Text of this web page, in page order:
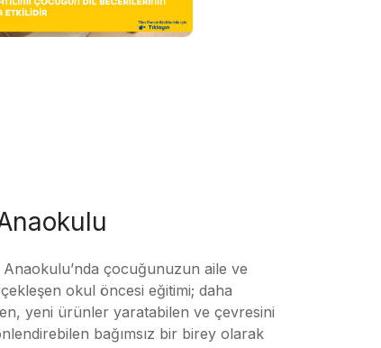
çocuğunuzun aile ve
okul öncesi eğitimi; daha
yeni ürünler yaratabilen ve çevresini
bağımsız bir birey olarak